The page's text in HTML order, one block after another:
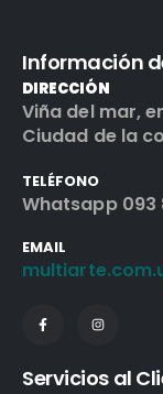
Información
DIRECCIÓN
Viña del mar,
Ciudad de la
TELÉFONO
Whatsapp 093
EMAIL
Servicios al